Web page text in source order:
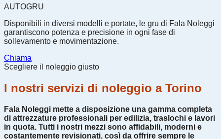
AUTOGRU
Disponibili in diversi modelli e portate, le gru di Fala Noleggi
garantiscono potenza e precisione in ogni fase di
sollevamento e movimentazione.
Chiama
Scegliere il noleggio giusto
I nostri servizi di noleggio a Torino
Fala Noleggi mette a disposizione una gamma completa
di attrezzature professionali per edilizia, traslochi e lavori
in quota. Tutti i nostri mezzi sono affidabili, moderni e
costantemente revisionati, così da offrire sempre le